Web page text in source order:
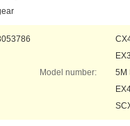
Model number:
5M